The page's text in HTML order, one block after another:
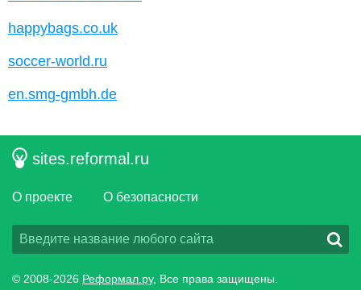
happybags.co.uk
soccer-world.ru
en.smg-gmbh.de
sites.reformal.ru
О проекте О безопасности
© 2008-2026 Реформал.ру, Все права защищены.